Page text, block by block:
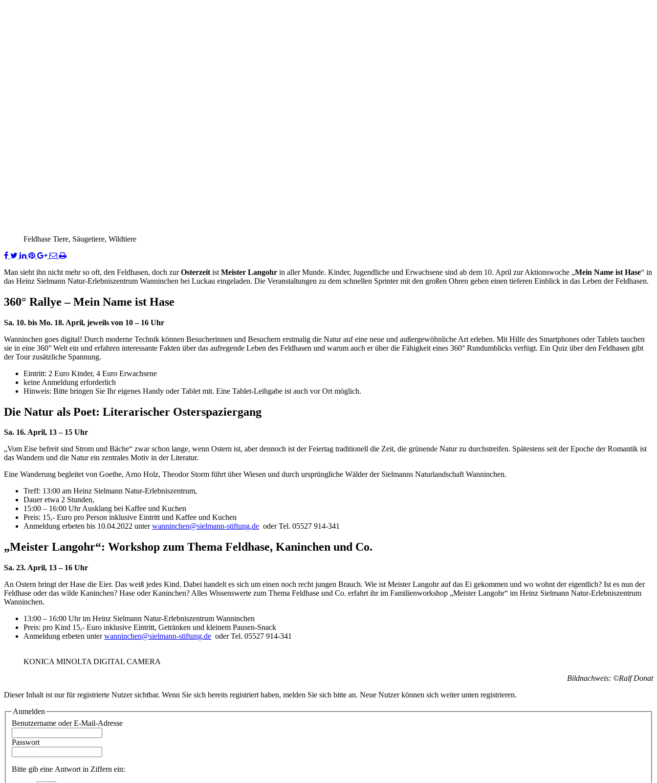
Feldhase Tiere, Säugetiere, Wildtiere
Man sieht ihn nicht mehr so oft, den Feldhasen, doch zurOsterzeit ist Meister Langohr in aller Munde. Kinder, Jugendliche und Erwachsene sind ab dem 10. April zur Aktionswoche „Mein Name ist Hase“ in
das Heinz Sielmann Natur-Erlebniszentrum Wanninchen bei Luckau eingeladen. Die Veranstaltungen zu dem schnellen Sprinter mit den großen Ohren geben einen tieferen Einblick in das Leben der Feldhasen.
360° Rallye – Mein Name ist Hase
Sa. 10. bis Mo. 18. April, jeweils von 10 – 16 Uhr
Wanninchen goes digital! Durch moderne Technik können Besucherinnen und Besuchern erstmalig die Natur auf eine neue und außergewöhnliche Art erleben. Mit Hilfe des Smartphones oder Tablets tauchen
sie in eine 360° Welt ein und erfahren interessante Fakten über das aufregende Leben des Feldhasen und warum auch er über die Fähigkeit eines 360° Rundumblicks verfügt. Ein Quiz über den Feldhasen gibt
der Tour zusätzliche Spannung.
Eintritt: 2 Euro Kinder, 4 Euro Erwachsene
keine Anmeldung erforderlich
Hinweis: Bitte bringen Sie Ihr eigenes Handy oder Tablet mit. Eine Tablet-Leihgabe ist auch vor Ort möglich.
Die Natur als Poet: Literarischer Osterspaziergang
Sa. 16. April, 13 – 15 Uhr
„Vom Eise befreit sind Strom und Bäche“ zwar schon lange, wenn Ostern ist, aber dennoch ist der Feiertag traditionell die Zeit, die grünende Natur zu durchstreifen. Spätestens seit der Epoche der Romantik ist
das Wandern und die Natur ein zentrales Motiv in der Literatur.
Eine Wanderung begleitet von Goethe, Arno Holz, Theodor Storm führt über Wiesen und durch ursprüngliche Wälder der Sielmanns Naturlandschaft Wanninchen.
Treff: 13:00 am Heinz Sielmann Natur-Erlebniszentrum,
Dauer etwa 2 Stunden,
15:00 – 16:00 Uhr Ausklang bei Kaffee und Kuchen
Preis: 15,- Euro pro Person inklusive Eintritt und Kaffee und Kuchen
Anmeldung erbeten bis 10.04.2022 unterwanninchen@sielmann-stiftung.de oder Tel. 05527 914-341
„Meister Langohr“: Workshop zum Thema Feldhase, Kaninchen und Co.
Sa. 23. April, 13 – 16 Uhr
An Ostern bringt der Hase die Eier. Das weiß jedes Kind. Dabei handelt es sich um einen noch recht jungen Brauch. Wie ist Meister Langohr auf das Ei gekommen und wo wohnt der eigentlich? Ist es nun der
Feldhase oder das wilde Kaninchen? Hase oder Kaninchen? Alles Wissenswerte zum Thema Feldhase und Co. erfahrt ihr im Familienworkshop „Meister Langohr“ im Heinz Sielmann Natur-Erlebniszentrum
Wanninchen.
13:00 – 16:00 Uhr im Heinz Sielmann Natur-Erlebniszentrum Wanninchen
Preis: pro Kind 15,- Euro inklusive Eintritt, Getränken und kleinem Pausen-Snack
Anmeldung erbeten unterwanninchen@sielmann-stiftung.de oder Tel. 05527 914-341
KONICA MINOLTA DIGITAL CAMERA
Bildnachweis: ©Ralf Donat
Dieser Inhalt ist nur für registrierte Nutzer sichtbar. Wenn Sie sich bereits registriert haben, melden Sie sich bitte an. Neue Nutzer können sich weiter unten registrieren.
Anmelden
Benutzername oder E-Mail-Adresse
Passwort
Bitte gib eine Antwort in Ziffern ein: